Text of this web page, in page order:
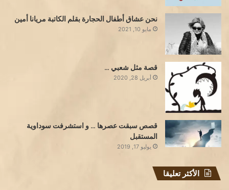
نحن عشاق أطفال الحجارة بقلم الكاتبة مريانا أمين
مايو 10, 2021
قصة مثل شعبي …
أبريل 28, 2020
قصص سبقت عصرها … و استشرفت سوداوية
المستقبل
يوليو 17, 2019
الأكثر تعليقا